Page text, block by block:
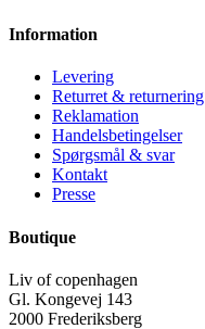
Information
Levering
Returret & returnering
Reklamation
Handelsbetingelser
Spørgsmål & svar
Kontakt
Presse
Boutique
Liv of copenhagen
Gl. Kongevej 143
2000 Frederiksberg